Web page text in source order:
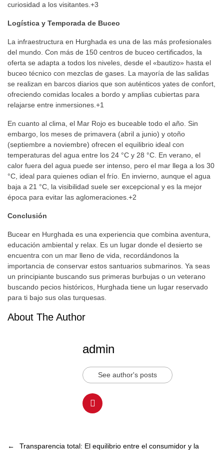
curiosidad a los visitantes. +3
Logística y Temporada de Buceo
La infraestructura en Hurghada es una de las más profesionales
del mundo. Con más de 150 centros de buceo certificados, la
oferta se adapta a todos los niveles, desde el «bautizo» hasta el
buceo técnico con mezclas de gases. La mayoría de las salidas
se realizan en barcos diarios que son auténticos yates de confort,
ofreciendo comidas locales a bordo y amplias cubiertas para
relajarse entre inmersiones.+1
En cuanto al clima, el Mar Rojo es buceable todo el año. Sin
embargo, los meses de primavera (abril a junio) y otoño
(septiembre a noviembre) ofrecen el equilibrio ideal con
temperaturas del agua entre los 24 °C y 28 °C. En verano, el
calor fuera del agua puede ser intenso, pero el mar llega a los 30
°C, ideal para quienes odian el frío. En invierno, aunque el agua
baja a 21 °C, la visibilidad suele ser excepcional y es la mejor
época para evitar las aglomeraciones. +2
Conclusión
Bucear en Hurghada es una experiencia que combina aventura,
educación ambiental y relax. Es un lugar donde el desierto se
encuentra con un mar lleno de vida, recordándonos la
importancia de conservar estos santuarios submarinos. Ya seas
un principiante buscando sus primeras burbujas o un veterano
buscando pecios históricos, Hurghada tiene un lugar reservado
para ti bajo sus olas turquesas.
About The Author
admin
See author's posts
←
Transparencia total: El equilibrio entre el consumidor y la